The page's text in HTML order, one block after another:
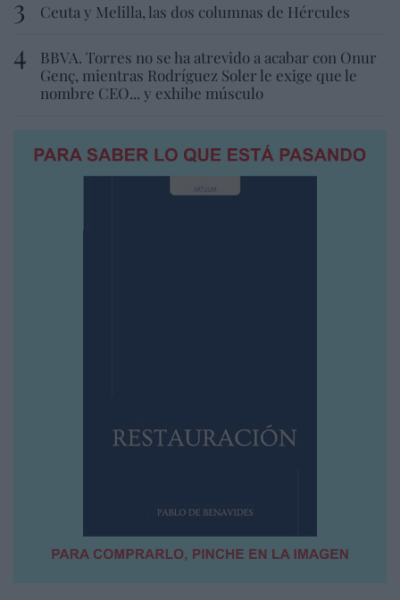
Ceuta y Melilla, las dos columnas de Hércules
BBVA. Torres no se ha atrevido a acabar con Onur
Genç, mientras Rodríguez Soler le exige que le
nombre CEO... y exhibe músculo